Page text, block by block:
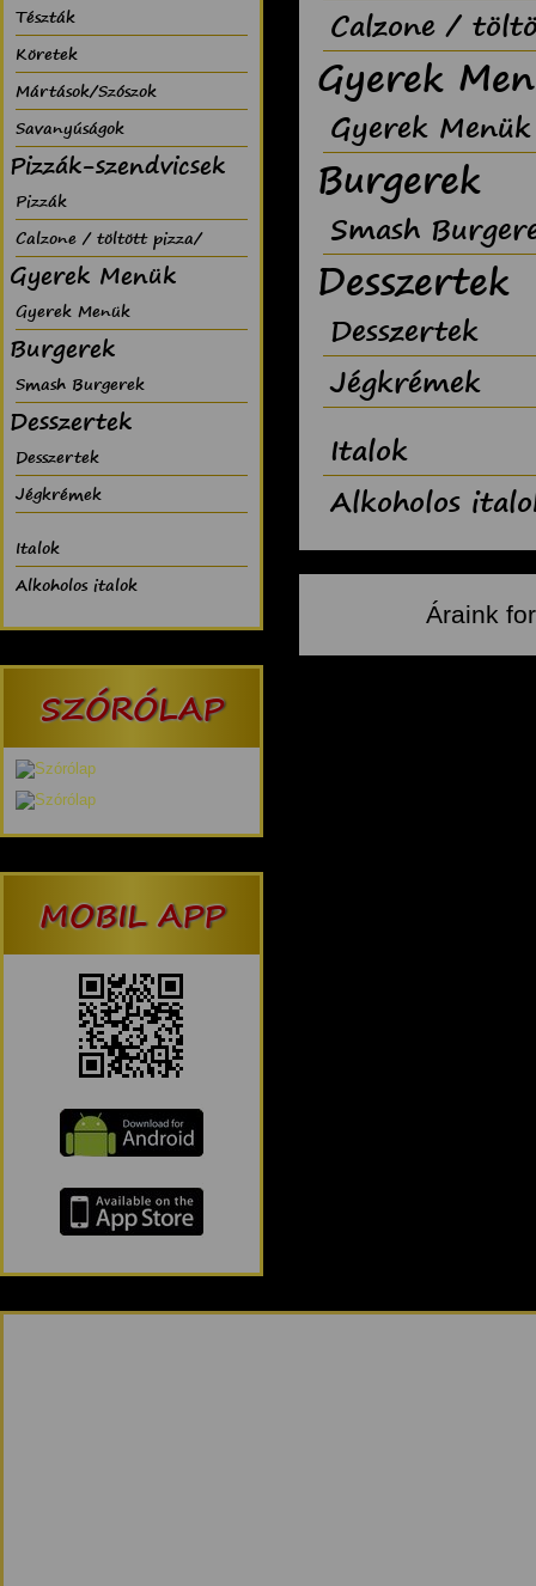
Tészták
Köretek
Mártások/Szószok
Savanyúságok
Pizzák-szendvicsek
Pizzák
Calzone / töltött pizza/
Gyerek Menük
Gyerek Menük
Burgerek
Smash Burgerek
Desszertek
Desszertek
Jégkrémek
Italok
Alkoholos italok
SZÓRÓLAP
MOBIL APP
Calzone /
Gyerek
Gyerek Menük
Burgerek
Smash
Desszertek
Desszertek
Jégkrémek
Italok
Alkoholos
Áraink